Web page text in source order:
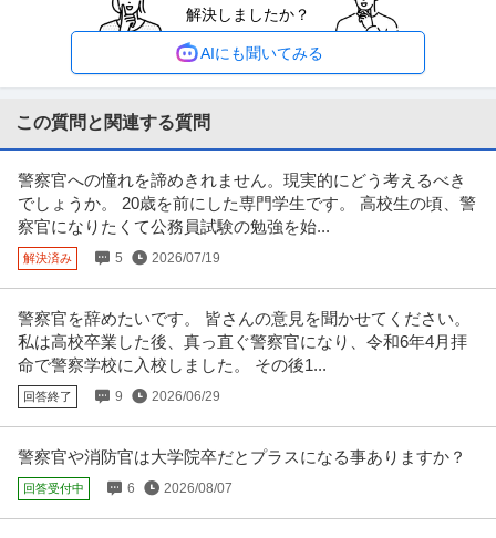
交通費支給 学歴不問 昇給あり
年収400万円〜600万円
株式会社マルタ設計 【神田/在宅勤務可】設備設計◆面接1回／上流工程から
参画／公共施設8割・大和ハ…続きを見る
建設コンサルタント ／ 「未来の代表候補 ／ 機械設備設計」60年
続く技術のバトンを継ぐ／経営幹部募集／官公庁案件100％（警察
署や学校等の改修）
株式会社樹設計
職場内禁煙
年収800万円〜1,000万円
【職種】建築・土木＞建設コンサルタント 【業種】建設＞建設・建築・土木
※会員属性などに応じ、当該…続きを見る
提供：ビズリーチ
東京23区内中心／電気工事施工管理（強電）転勤無／公共工事専
門特化で働きやすさ／完全週休2日制
日東電工株式会社
新着 正社員
日東電工株式会社 【東京23区内中心】電気工事施工管理（強電）◆転勤無／
公共工事専門特化で働きやす…続きを見る
解決しましたか？
AIにも聞いてみる
この質問と関連する質問
警察官への憧れを諦めきれません。現実的にどう考えるべき
でしょうか。 20歳を前にした専門学生です。 高校生の頃、警
察官になりたくて公務員試験の勉強を始...
解決済み 5 2026/07/19
警察官を辞めたいです。 皆さんの意見を聞かせてください。
私は高校卒業した後、真っ直ぐ警察官になり、令和6年4月拝
命で警察学校に入校しました。 その後1...
回答終了 9 2026/06/29
警察官や消防官は大学院卒だとプラスになる事ありますか？
回答受付中 6 2026/08/07